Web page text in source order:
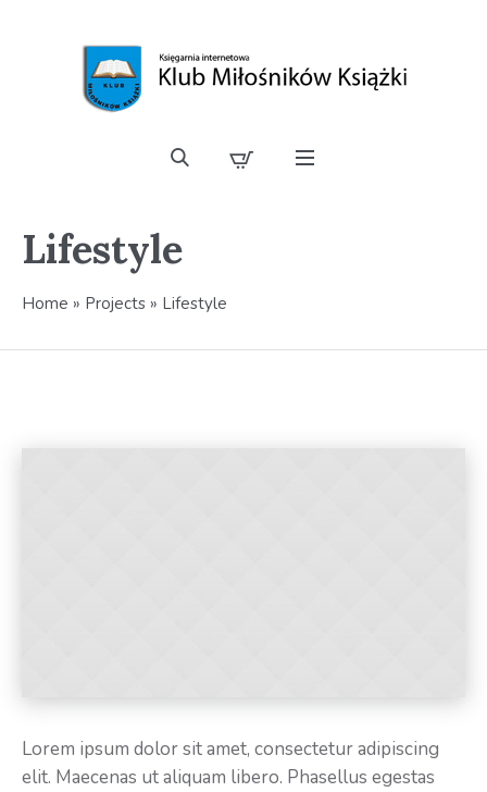
Lifestyle
Home » Projects » Lifestyle
Lorem ipsum dolor sit amet, consectetur adipiscing
elit. Maecenas ut aliquam libero. Phasellus egestas